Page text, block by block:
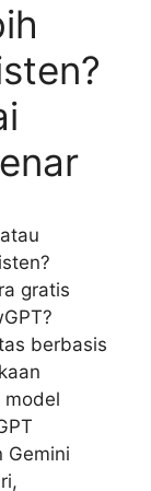
gratis
berbasis
model
Gemini